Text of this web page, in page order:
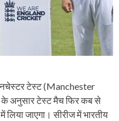
टेस्ट (Manchester
के अनुसार टेस्ट मैच फिर कब से
जाएगा। सीरीज में भारतीय